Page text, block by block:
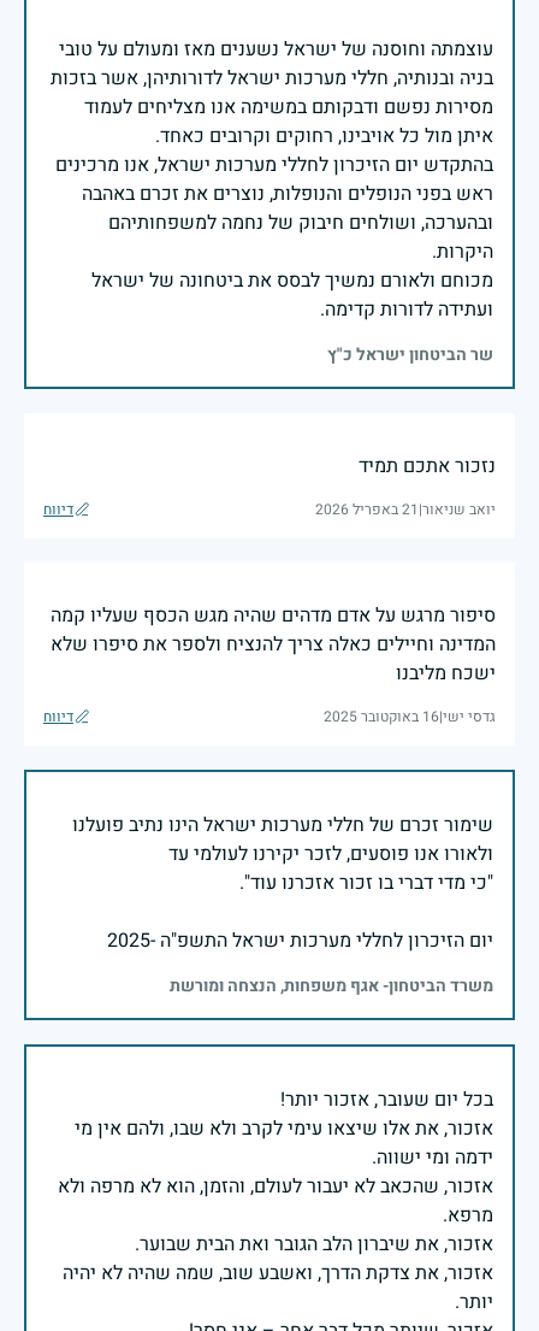
עוצמתה וחוסנה של ישראל נשענים מאז ומעולם על טובי
בניה ובנותיה, חללי מערכות ישראל לדורותיהן, אשר בזכות
מסירות נפשם ודבקותם במשימה אנו מצליחים לעמוד
בהתקדש יום הזיכרון לחללי מערכות ישראל, אנו מרכינים
ראש בפני הנופלים והנופלות, נוצרים את זכרם באהבה
ובהערכה, ושולחים חיבוק של נחמה למשפחותיהם
מכוחם ולאורם נמשיך לבסס את ביטחונה של ישראל
ועתידה לדורות קדימה.
שר הביטחון ישראל כ"ץ
נזכור אתכם תמיד
יואב שניאור|21 באפריל 2026 דיווח
סיפור מרגש על אדם מדהים שהיה מגש הכסף שעליו קמה
המדינה וחיילים כאלה צריך להנציח ולספר את סיפרו שלא
ישכח מליבנו
גדסי ישי|16 באוקטובר 2025 דיווח
שימור זכרם של חללי מערכות ישראל הינו נתיב פועלנו
יום הזיכרון לחללי מערכות ישראל התשפ"ה -2025
משרד הביטחון- אגף משפחות, הנצחה ומורשת
אזכור, את אלו שיצאו עימי לקרב ולא שבו, ולהם אין מי
אזכור, שהכאב לא יעבור לעולם, והזמן, הוא לא מרפה ולא
אזכור, את צדקת הדרך, ואשבע שוב, שמה שהיה לא יהיה